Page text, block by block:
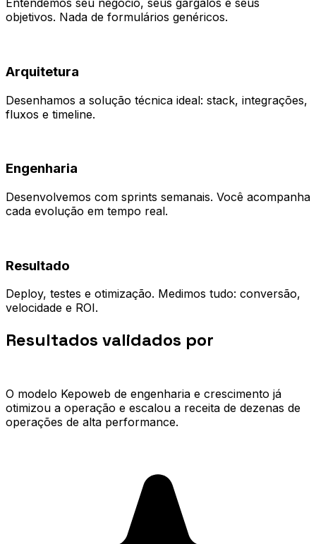
Entendemos seu negócio, seus gargalos e seus
objetivos. Nada de formulários genéricos.
Arquitetura
Desenhamos a solução técnica ideal: stack, integrações,
fluxos e timeline.
Engenharia
Desenvolvemos com sprints semanais. Você acompanha
cada evolução em tempo real.
Resultado
Deploy, testes e otimização. Medimos tudo: conversão,
velocidade e ROI.
Resultados validados por
O modelo Kepoweb de engenharia e crescimento já
otimizou a operação e escalou a receita de dezenas de
operações de alta performance.